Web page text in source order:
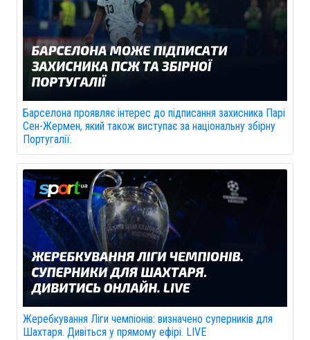
Барселона проявляє інтерес до підписання захисника Парі
Сен-Жермен, який також виступає за національну збірну
Португалії.
Жеребкування Ліги чемпіонів: визначено суперників для
Шахтаря. Дивіться у прямому ефірі. LIVE